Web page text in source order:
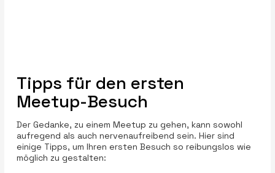
Tipps für den ersten
Meetup-Besuch
Der Gedanke, zu einem Meetup zu gehen, kann sowohl
aufregend als auch nervenaufreibend sein. Hier sind
einige Tipps, um Ihren ersten Besuch so reibungslos wie
möglich zu gestalten: